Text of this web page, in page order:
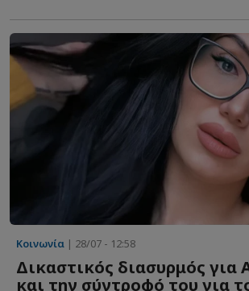
Κοινωνία | 28/07 - 12:58
Δικαστικός διασυρμός για
και την σύντροφό του για